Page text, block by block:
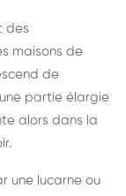
des
maisons de
de
partie élargie
alors dans la
une lucarne ou